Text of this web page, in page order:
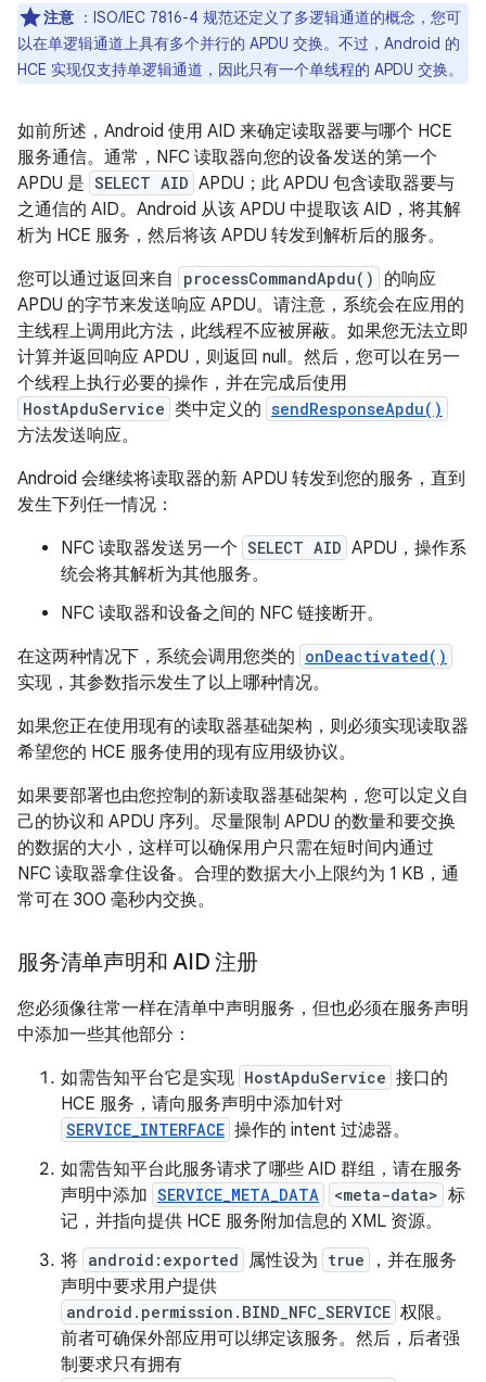
注意 ：ISO/IEC 7816-4 规范还定义了多逻辑通道的概念，您可
以在单逻辑通道上具有多个并行的 APDU 交换。不过，Android 的
HCE 实现仅支持单逻辑通道，因此只有一个单线程的 APDU 交换。
如前所述，Android 使用 AID 来确定读取器要与哪个 HCE
服务通信。通常，NFC 读取器向您的设备发送的第一个
APDU 是 SELECT AID APDU；此 APDU 包含读取器要与
之通信的 AID。Android 从该 APDU 中提取该 AID，将其解
析为 HCE 服务，然后将该 APDU 转发到解析后的服务。
您可以通过返回来自
processCommandApdu()
的响应
APDU 的字节来发送响应 APDU。请注意，系统会在应用的
主线程上调用此方法，此线程不应被屏蔽。如果您无法立即
计算并返回响应 APDU，则返回 null。然后，您可以在另一
个线程上执行必要的操作，并在完成后使用
HostApduService 类中定义的 sendResponseApdu()
方法发送响应。
Android 会继续将读取器的新 APDU 转发到您的服务，直到
发生下列任一情况：
NFC 读取器发送另一个 SELECT AID APDU，操作系
统会将其解析为其他服务。
NFC 读取器和设备之间的 NFC 链接断开。
在这两种情况下，系统会调用您类的 onDeactivated()
实现，其参数指示发生了以上哪种情况。
如果您正在使用现有的读取器基础架构，则必须实现读取器
希望您的 HCE 服务使用的现有应用级协议。
如果要部署也由您控制的新读取器基础架构，您可以定义自
己的协议和 APDU 序列。尽量限制 APDU 的数量和要交换
的数据的大小，这样可以确保用户只需在短时间内通过
NFC 读取器拿住设备。合理的数据大小上限约为 1 KB，通
常可在 300 毫秒内交换。
服务清单声明和 AID 注册
您必须像往常一样在清单中声明服务，但也必须在服务声明
中添加一些其他部分：
如需告知平台它是实现 HostApduService 接口的
HCE 服务，请向服务声明中添加针对
SERVICE_INTERFACE 操作的 intent 过滤器。
如需告知平台此服务请求了哪些 AID 群组，请在服务
声明中添加 SERVICE_META_DATA <meta-data> 标
记，并指向提供 HCE 服务附加信息的 XML 资源。
将 android:exported 属性设为 true
，并在服务
声明中要求用户提供
android.permission.BIND_NFC_SERVICE 权限。
前者可确保外部应用可以绑定该服务。然后，后者强
制要求只有拥有